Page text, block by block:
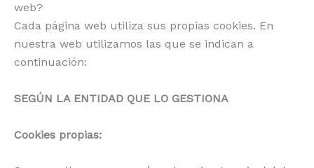
web?
Cada página web utiliza sus propias cookies. En
nuestra web utilizamos las que se indican a
continuación:
SEGÚN LA ENTIDAD QUE LO GESTIONA
Cookies propias: